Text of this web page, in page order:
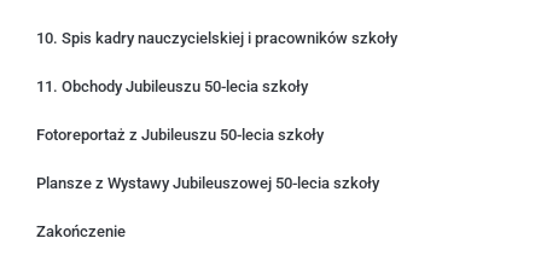
10. Spis kadry nauczycielskiej i pracowników szkoły
11. Obchody Jubileuszu 50-lecia szkoły
Fotoreportaż z Jubileuszu 50-lecia szkoły
Plansze z Wystawy Jubileuszowej 50-lecia szkoły
Zakończenie